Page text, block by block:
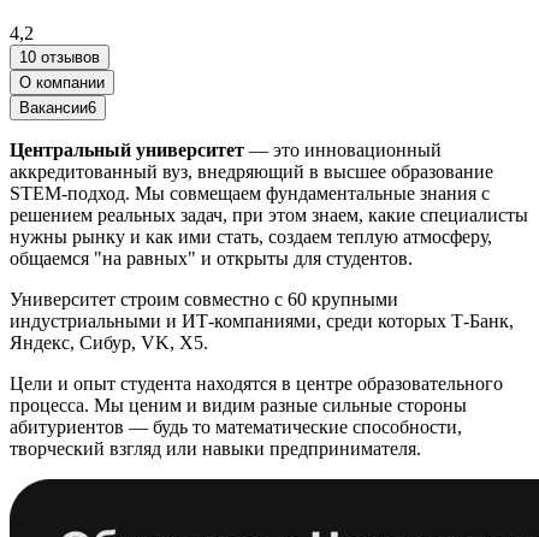
4,2
10 отзывов
О компании
Вакансии6
Центральный университет — это инновационный
аккредитованный вуз, внедряющий в высшее образование
STEM-подход. Мы совмещаем фундаментальные знания с
решением реальных задач, при этом знаем, какие специалисты
нужны рынку и как ими стать, создаем теплую атмосферу,
общаемся "на равных" и открыты для студентов.
Университет строим совместно с 60 крупными
индустриальными и ИТ-компаниями, среди которых Т-Банк,
Яндекс, Сибур, VK, X5.
Цели и опыт студента находятся в центре образовательного
процесса. Мы ценим и видим разные сильные стороны
абитуриентов — будь то математические способности,
творческий взгляд или навыки предпринимателя.